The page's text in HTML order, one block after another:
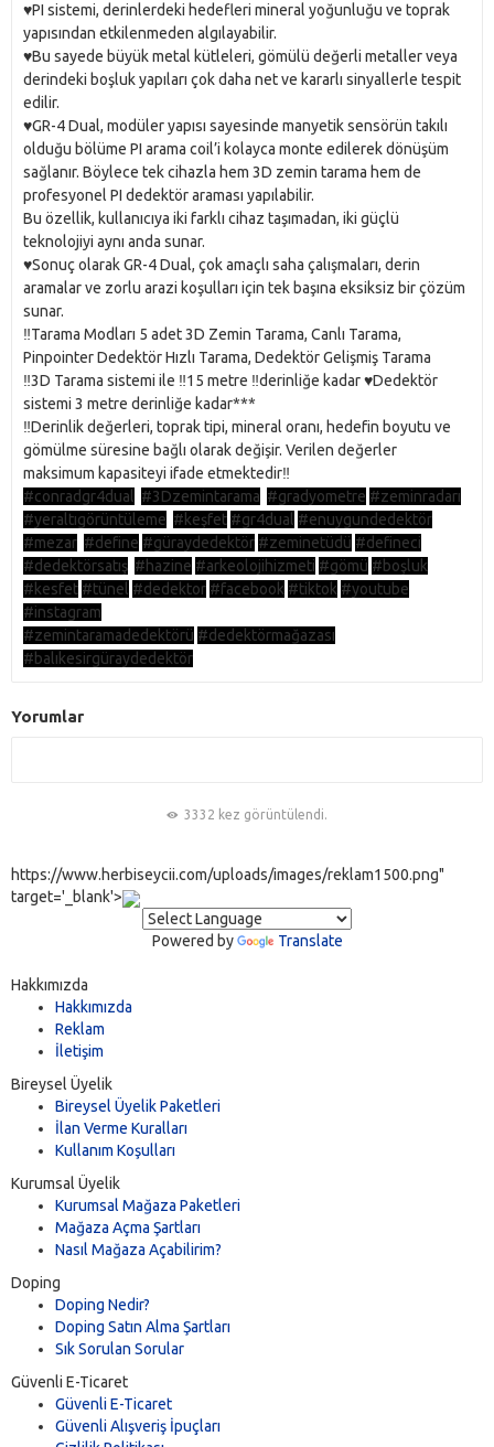
♥️PI sistemi, derinlerdeki hedefleri mineral yoğunluğu ve toprak
yapısından etkilenmeden algılayabilir.
♥️Bu sayede büyük metal kütleleri, gömülü değerli metaller veya
derindeki boşluk yapıları çok daha net ve kararlı sinyallerle tespit
edilir.
♥️GR-4 Dual, modüler yapısı sayesinde manyetik sensörün takılı
olduğu bölüme PI arama coil’i kolayca monte edilerek dönüşüm
sağlanır. Böylece tek cihazla hem 3D zemin tarama hem de
profesyonel PI dedektör araması yapılabilir.
Bu özellik, kullanıcıya iki farklı cihaz taşımadan, iki güçlü
teknolojiyi aynı anda sunar.
♥️Sonuç olarak GR-4 Dual, çok amaçlı saha çalışmaları, derin
aramalar ve zorlu arazi koşulları için tek başına eksiksiz bir çözüm
sunar.
‼️Tarama Modları 5 adet 3D Zemin Tarama, Canlı Tarama,
Pinpointer Dedektör Hızlı Tarama, Dedektör Gelişmiş Tarama
‼️3D Tarama sistemi ile ‼️15 metre ‼️derinliğe kadar ♥️Dedektör
sistemi 3 metre derinliğe kadar***
‼️Derinlik değerleri, toprak tipi, mineral oranı, hedefin boyutu ve
gömülme süresine bağlı olarak değişir. Verilen değerler
maksimum kapasiteyi ifade etmektedir‼️
#conradgr4dual #3Dzemintarama #gradyometre #zeminradarı
#yeraltıgörüntüleme #keşfet #gr4dual #enuygundedektör
#mezar #define #güraydedektör #zeminetüdü #defineci
#dedektörsatış #hazine #arkeolojihizmeti #gömü #boşluk
#kesfet #tünel #dedektor #facebook #tiktok #youtube
#instagram
#zemintaramadedektörü #dedektörmağazası
#balıkesirgüraydedektör
Yorumlar
3332 kez görüntülendi.
https://www.herbiseycii.com/uploads/images/reklam1500.png"
target='_blank'>
Powered by Translate
Hakkımızda
Hakkımızda
Reklam
İletişim
Bireysel Üyelik
Bireysel Üyelik Paketleri
İlan Verme Kuralları
Kullanım Koşulları
Kurumsal Üyelik
Kurumsal Mağaza Paketleri
Mağaza Açma Şartları
Nasıl Mağaza Açabilirim?
Doping
Doping Nedir?
Doping Satın Alma Şartları
Sık Sorulan Sorular
Güvenli E-Ticaret
Güvenli E-Ticaret
Güvenli Alışveriş İpuçları